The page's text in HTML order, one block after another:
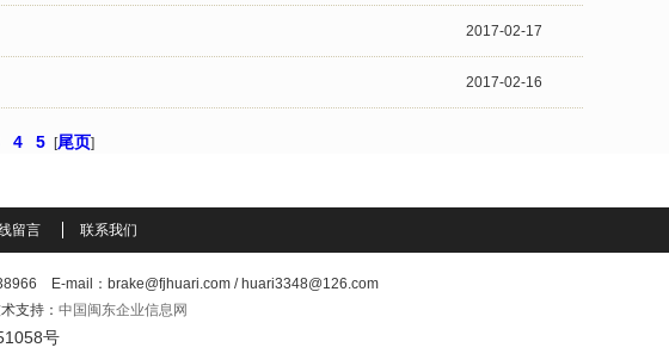
2017-02-17
2017-02-16
4 5 [尾页]
留言 联系我们
E-mail：brake@fjhuari.com / huari3348@126.com
支持： 中国闽东企业信息网
号